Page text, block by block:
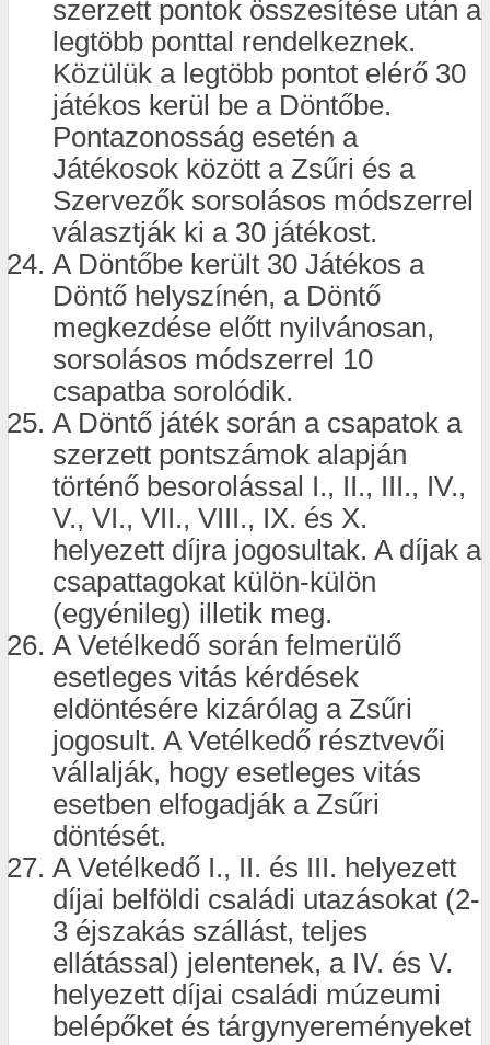
szerzett pontok összesítése után a
legtöbb ponttal rendelkeznek.
Közülük a legtöbb pontot elérő 30
játékos kerül be a Döntőbe.
Pontazonosság esetén a
Játékosok között a Zsűri és a
Szervezők sorsolásos módszerrel
választják ki a 30 játékost.
A Döntőbe került 30 Játékos a
Döntő helyszínén, a Döntő
megkezdése előtt nyilvánosan,
sorsolásos módszerrel 10
csapatba sorolódik.
A Döntő játék során a csapatok a
szerzett pontszámok alapján
történő besorolással I., II., III., IV.,
V., VI., VII., VIII., IX. és X.
helyezett díjra jogosultak. A díjak a
csapattagokat külön-külön
(egyénileg) illetik meg.
A Vetélkedő során felmerülő
esetleges vitás kérdések
eldöntésére kizárólag a Zsűri
jogosult. A Vetélkedő résztvevői
vállalják, hogy esetleges vitás
esetben elfogadják a Zsűri
döntését.
A Vetélkedő I., II. és III. helyezett
díjai belföldi családi utazásokat (2-
3 éjszakás szállást, teljes
ellátással) jelentenek, a IV. és V.
helyezett díjai családi múzeumi
belépőket és tárgynyereményeket